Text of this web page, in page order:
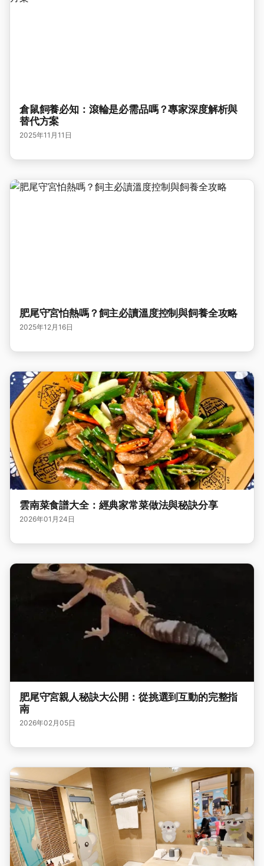
倉鼠飼養必知：滾輪是必需品嗎？專家深度解析與
替代方案
2025年11月11日
肥尾守宮怕熱嗎？飼主必讀溫度控制與飼養全攻略
2025年12月16日
雲南菜食譜大全：經典家常菜做法與秘訣分享
2026年01月24日
肥尾守宮親人秘訣大公開：從挑選到互動的完整指
南
2026年02月05日